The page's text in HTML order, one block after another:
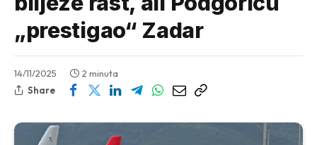
„prestigao“ Zadar
14/11/2025
2 minuta
Share